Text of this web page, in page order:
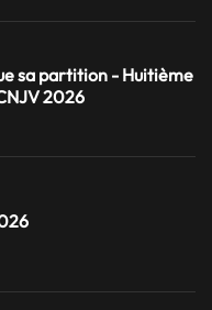
sa partition - Huitième
2026